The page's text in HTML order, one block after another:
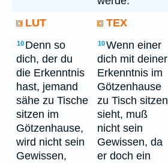
LUT
TEX
10 Denn so
dich, der du
die Erkenntnis
hast, jemand
sähe zu Tische
sitzen im
Götzenhause,
wird nicht sein
Gewissen,
10Wenn einer
dich mit deiner
Erkenntnis im
Götzenhause
zu Tisch sitzen
sieht, muß
nicht sein
Gewissen, da
er doch ein